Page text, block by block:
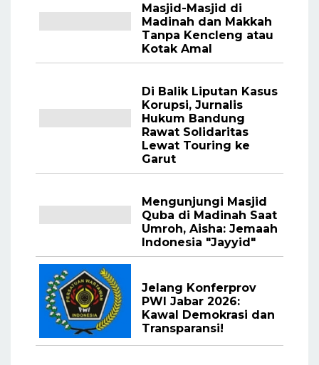
Masjid-Masjid di
Madinah dan Makkah
Tanpa Kencleng atau
Kotak Amal
Di Balik Liputan Kasus
Korupsi, Jurnalis
Hukum Bandung
Rawat Solidaritas
Lewat Touring ke
Garut
Mengunjungi Masjid
Quba di Madinah Saat
Umroh, Aisha: Jemaah
Indonesia "Jayyid"
Jelang Konferprov
PWI Jabar 2026:
Kawal Demokrasi dan
Transparansi!